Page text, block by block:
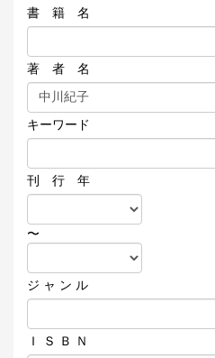
士と働くための異文化理解
書 籍 名
著 者 名
キーワード
刊 行 年
〜
ジ ャ ン ル
Ｉ Ｓ Ｂ Ｎ